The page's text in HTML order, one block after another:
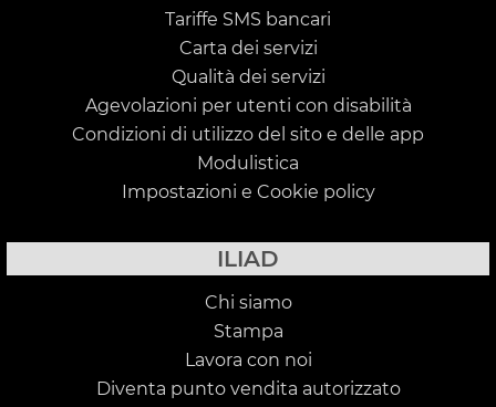
Tariffe SMS bancari
Carta dei servizi
Qualità dei servizi
Agevolazioni per utenti con disabilità
Condizioni di utilizzo del sito e delle app
Modulistica
Impostazioni e Cookie policy
ILIAD
Chi siamo
Stampa
Lavora con noi
Diventa punto vendita autorizzato